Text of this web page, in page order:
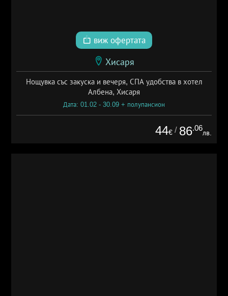
виж офертата
Хисаря
Нощувка със закуска и вечеря, СПА удобства в хотел
Албена, Хисаря
Дата: 01.02 - 30.09 + полупансион
44€ / 86.06
лв.